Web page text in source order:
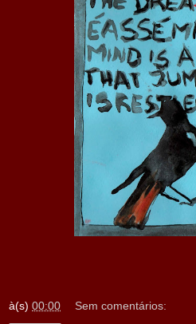
à(s) 00:00 Sem comentários: